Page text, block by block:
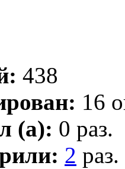
438
16
(а): 0 раз.
2 раз.